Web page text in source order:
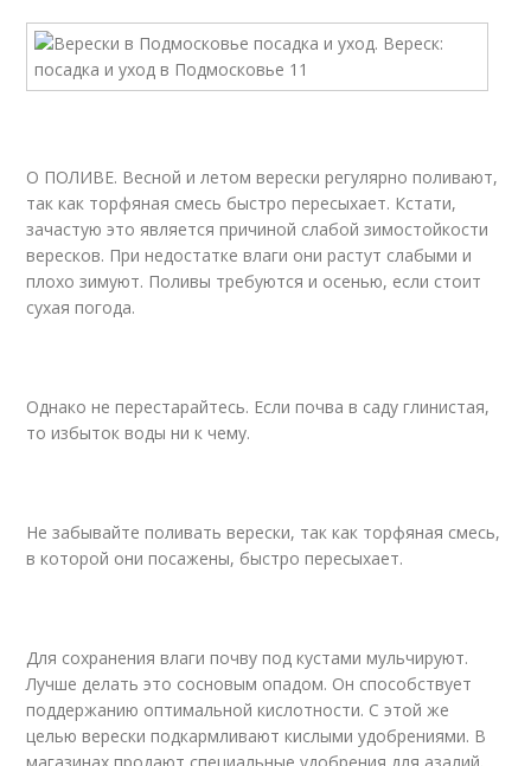
О ПОЛИВЕ. Весной и летом верески регулярно поливают,
так как торфяная смесь быстро пересыхает. Кстати,
зачастую это является причиной слабой зимостойкости
вересков. При недостатке влаги они растут слабыми и
плохо зимуют. Поливы требуются и осенью, если стоит
сухая погода.
Однако не перестарайтесь. Если почва в саду глинистая,
то избыток воды ни к чему.
Не забывайте поливать верески, так как торфяная смесь,
в которой они посажены, быстро пересыхает.
Для сохранения влаги почву под кустами мульчируют.
Лучше делать это сосновым опадом. Он способствует
поддержанию оптимальной кислотности. С этой же
целью верески подкармливают кислыми удобрениями. В